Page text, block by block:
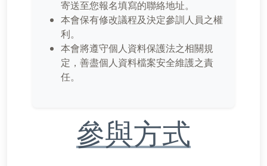
寄送至您報名填寫的聯絡地址。
本會保有修改議程及決定參訓人員之權
利。
本會將遵守個人資料保護法之相關規
定，善盡個人資料檔案安全維護之責
任。
參與方式